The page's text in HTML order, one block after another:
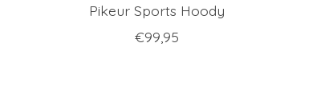
Pikeur Sports Hoody
€99,95